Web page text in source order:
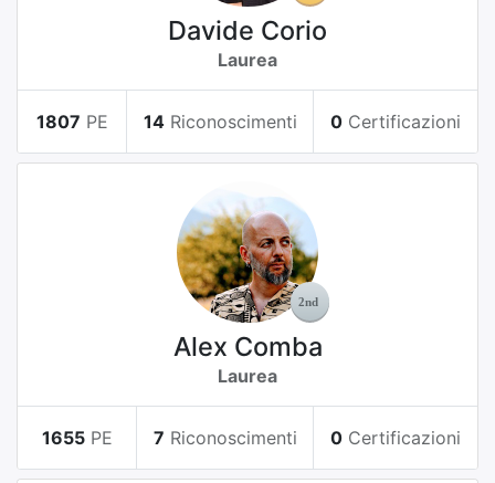
Davide Corio
Laurea
1807 PE 14 Riconoscimenti 0 Certificazioni
Alex Comba
Laurea
1655 PE 7 Riconoscimenti 0 Certificazioni